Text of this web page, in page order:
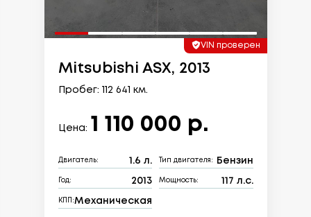
VIN проверен
Mitsubishi ASX, 2013
Пробег: 112 641 км.
Цена: 1 110 000 р.
Двигатель: 1.6 л. Тип двигателя: Бензин
Год: 2013 Мощность: 117 л.с.
КПП:Механическая